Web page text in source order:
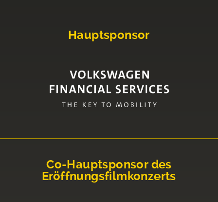
Hauptsponsor
Co-Hauptsponsor des
Eröffnungsfilmkonzerts